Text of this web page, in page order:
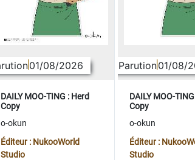
01/08/2026
DAILY MOO-TING : Herd
Copy
o-okun
Éditeur : NukooWorld
Studio
Parution01/08/
DAILY MOO-
Copy
o-okun
Éditeur :
Studio